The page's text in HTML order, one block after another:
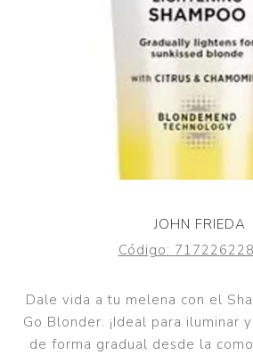
JOHN FRIEDA
Código:
Dale vida a tu melena con el
Go Blonder. ¡Ideal para iluminar
de forma gradual desde la